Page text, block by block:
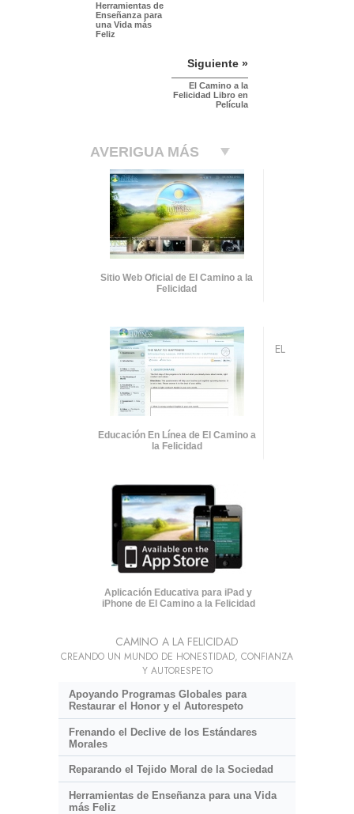
Herramientas de
Enseñanza para
una Vida más
Feliz
Siguiente »
El Camino a la
Felicidad Libro en
Película
AVERIGUA MÁS
Sitio Web Oficial de El Camino a la
Felicidad
Educación En Línea de El Camino a
la Felicidad
Aplicación Educativa para iPad y
iPhone de El Camino a la Felicidad
EL
CAMINO A LA FELICIDAD
CREANDO UN MUNDO DE HONESTIDAD, CONFIANZA
Y AUTORESPETO
Apoyando Programas Globales para
Restaurar el Honor y el Autorespeto
Frenando el Declive de los Estándares
Morales
Reparando el Tejido Moral de la Sociedad
Herramientas de Enseñanza para una Vida
más Feliz